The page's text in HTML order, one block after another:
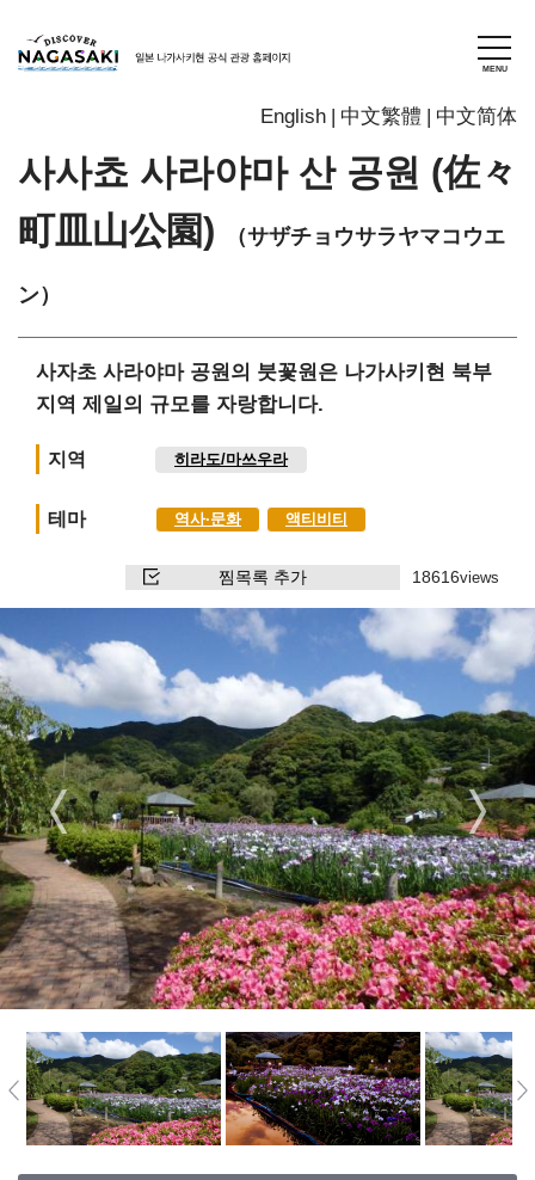
English 中文繁體 中文简体
사사쵸 사라야마 산 공원 (佐々
町皿山公園)
（サザチョウサラヤマコウエ
ン）
사자초 사라야마 공원의 붓꽃원은 나가사키현 북부
지역 제일의 규모를 자랑합니다.
지역 히라도/마쓰우라
테마 역사∙문화 액티비티
찜목록 추가 18616views